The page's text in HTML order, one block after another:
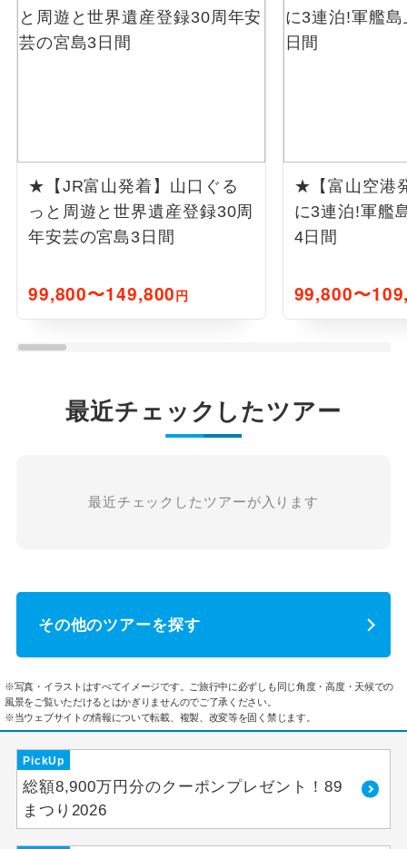
★【JR富山発着】山口ぐる
っと周遊と世界遺産登録30周
年安芸の宮島3日間
99,800〜149,800円
★【富山空港
に3連泊!軍艦
4日間
99,800〜
最近チェックしたツアー
最近チェックしたツアーが入ります
その他のツアーを探す
※写真・イラストはすべてイメージです。ご旅行中に必ずしも同じ角度・高度・天候での
風景をご覧いただけるとはかぎりませんのでご了承ください。
※当ウェブサイトの情報について転載、複製、改変等を固く禁じます。
PickUp
総額8,900万円分のクーポンプレゼント！89
まつり2026